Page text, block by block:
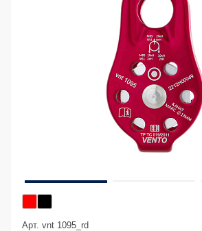
Арт. vnt 1095_rd